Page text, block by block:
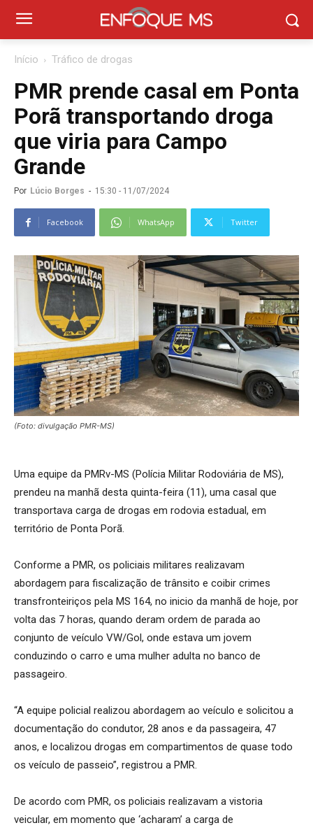
Início Tráfico de drogas
PMR prende casal em Ponta
Porã transportando droga
que viria para Campo
Grande
Por Lúcio Borges - 15:30 - 11/07/2024
Facebook WhatsApp Twitter
(Foto: divulgação PMR-MS)
Uma equipe da PMRv-MS (Polícia Militar Rodoviária de MS),
prendeu na manhã desta quinta-feira (11), uma casal que
transportava carga de drogas em rodovia estadual, em
território de Ponta Porã.
Conforme a PMR, os policiais militares realizavam
abordagem para fiscalização de trânsito e coibir crimes
transfronteiriços pela MS 164, no inicio da manhã de hoje, por
volta das 7 horas, quando deram ordem de parada ao
conjunto de veículo VW/Gol, onde estava um jovem
conduzindo o carro e uma mulher adulta no banco de
passageiro.
“A equipe policial realizou abordagem ao veículo e solicitou a
documentação do condutor, 28 anos e da passageira, 47
anos, e localizou drogas em compartimentos de quase todo
os veículo de passeio”, registrou a PMR.
De acordo com PMR, os policiais realizavam a vistoria
veicular, em momento que ‘acharam’ a carga de